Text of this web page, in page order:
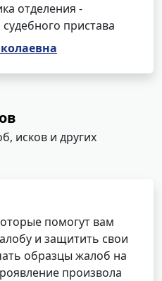
отделения -
пристава
исков и других
помогут вам
и защитить свои
образцы жалоб на
произвола